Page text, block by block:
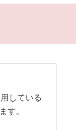
している
す。